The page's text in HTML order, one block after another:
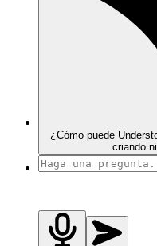
¿Cómo puede
criando